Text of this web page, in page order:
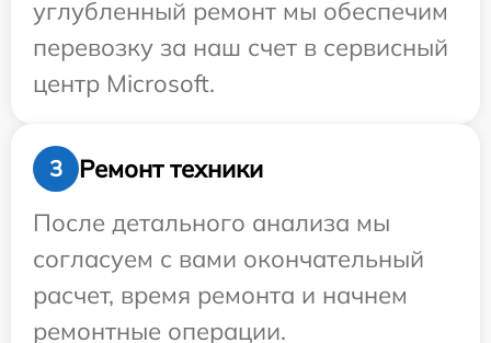
углубленный ремонт мы обеспечим
перевозку за наш счет в сервисный
центр Microsoft.
3
Ремонт техники
После детального анализа мы
согласуем с вами окончательный
расчет, время ремонта и начнем
ремонтные операции.